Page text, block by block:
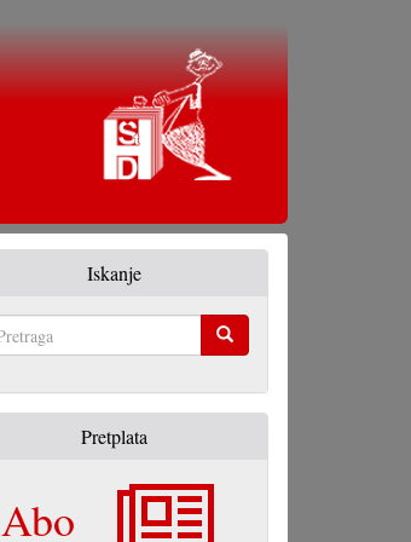
Iskanje
Pretplata
Abo